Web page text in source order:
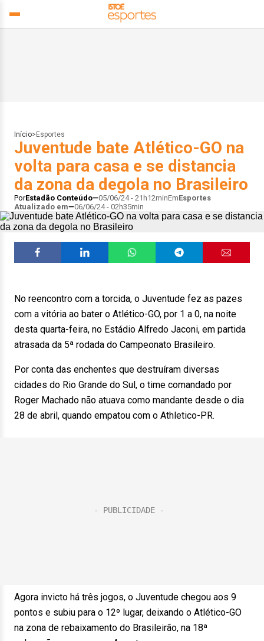
Início> Esportes
Juventude bate Atlético-GO na
volta para casa e se distancia
da zona da degola no Brasileiro
PorEstadão Conteúdo 05/06/24 - 21h12minEmEsportes
Atualizado em
06/06/24 - 02h35min
No reencontro com a torcida, o Juventude fez as pazes
com a vitória ao bater o Atlético-GO, por 1 a 0, na noite
desta quarta-feira, no Estádio Alfredo Jaconi, em partida
atrasada da 5ª rodada do Campeonato Brasileiro.
Por conta das enchentes que destruíram diversas
cidades do Rio Grande do Sul, o time comandado por
Roger Machado não atuava como mandante desde o dia
28 de abril, quando empatou com o Athletico-PR.
Agora invicto há três jogos, o Juventude chegou aos 9
pontos e subiu para o 12º lugar, deixando o Atlético-GO
na zona de rebaixamento do Brasileirão, na 18ª